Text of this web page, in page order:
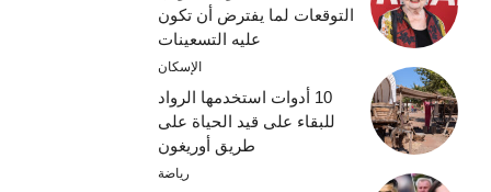
التوقعات لما يفترض أن تكون
عليه التسعينات
الإسكان
10 أدوات استخدمها الرواد
للبقاء على قيد الحياة على
طريق أوريغون
رياضة